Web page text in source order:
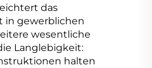
das
in gewerblichen
wesentliche
Langlebigkeit:
halten